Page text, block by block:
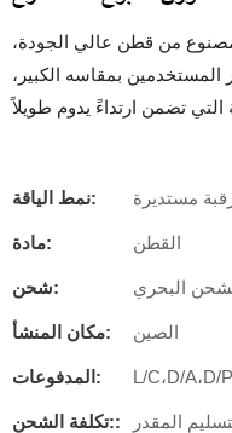
من قطن عالي الجودة،
المستخدمين بمقاسه الكبير،
نمط الياقة: مستديرة
مادة: القطن
شحن: البحري
مكان المنشأ: الصين
المدفوعات:
تكلفة الشحن::